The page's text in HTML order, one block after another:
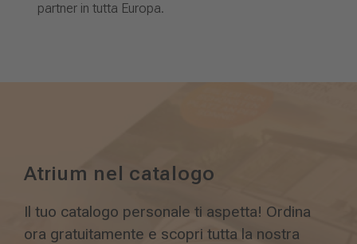
partner in tutta Europa.
Atrium nel catalogo
Il tuo catalogo personale ti aspetta! Ordina
ora gratuitamente e scopri tutta la nostra